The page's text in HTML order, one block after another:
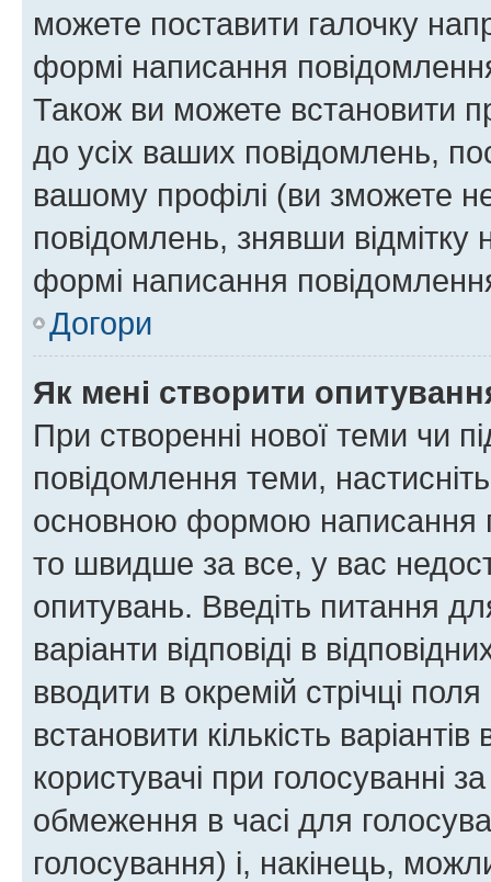
можете поставити галочку
формі написання
Також ви можете встановити
до усіх ваших повідомлень,
вашому профілі (ви зможете
повідомлень, знявши відмітку
формі написання
Догори
Як мені створити
При створенні нової теми чи
повідомлення теми,
основною формою написання
то швидше за все, у вас
опитувань. Введіть питання
варіанти відповіді в
вводити в окремій стрічці
встановити кількість
користувачі при голосуванні
обмеження в часі для
голосування) і, накінець,